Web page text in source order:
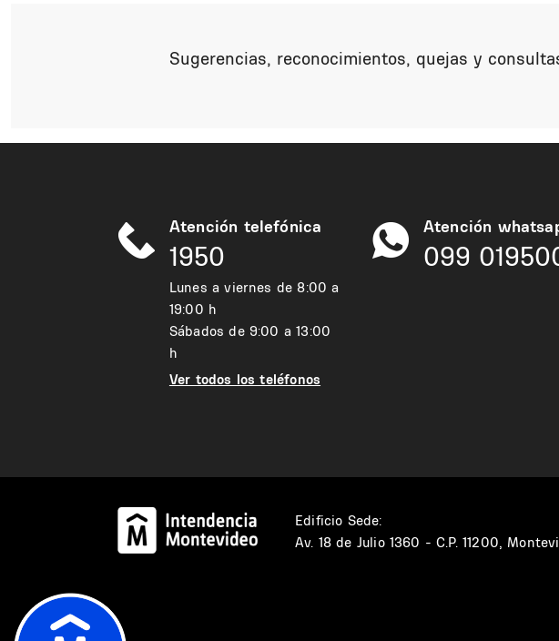
Sugerencias, reconocimientos, quejas y
Atención telefónica
1950
Lunes a viernes de 8:00 a
19:00 h
Sábados de 9:00 a 13:00
h
Ver todos los teléfonos
Atención
099
Edificio Sede:
Av. 18 de Julio 1360 - C.P. 11200,